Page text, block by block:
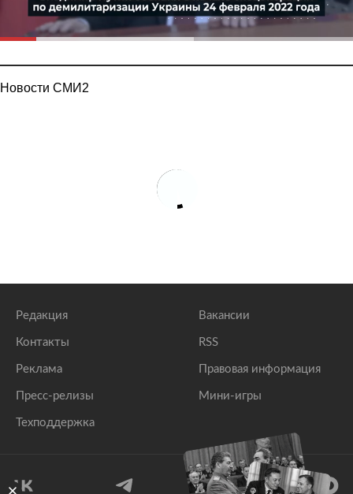
Новости СМИ2
Редакция
Контакты
Реклама
Пресс-релизы
Техподдержка
Вакансии
RSS
Правовая информация
Мини-игры